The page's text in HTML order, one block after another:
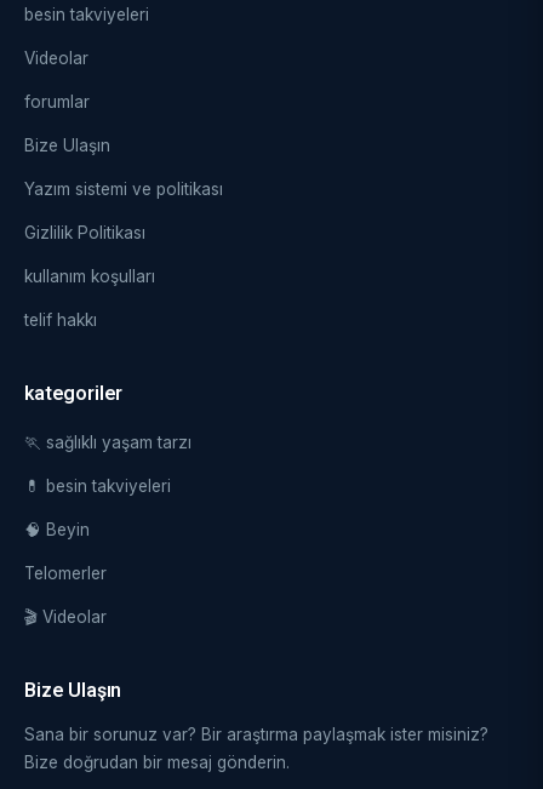
besin takviyeleri
Videolar
forumlar
Bize Ulaşın
Yazım sistemi ve politikası
Gizlilik Politikası
kullanım koşulları
telif hakkı
kategoriler
🏃 sağlıklı yaşam tarzı
💊 besin takviyeleri
🧠 Beyin
Telomerler
🎬 Videolar
Bize Ulaşın
Sana bir sorunuz var? Bir araştırma paylaşmak ister misiniz?
Bize doğrudan bir mesaj gönderin.